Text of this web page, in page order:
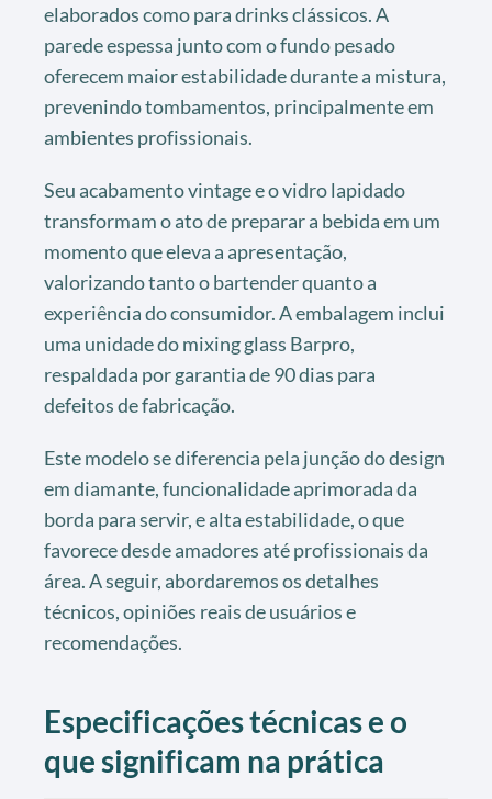
elaborados como para drinks clássicos. A
parede espessa junto com o fundo pesado
oferecem maior estabilidade durante a mistura,
prevenindo tombamentos, principalmente em
ambientes profissionais.
Seu acabamento vintage e o vidro lapidado
transformam o ato de preparar a bebida em um
momento que eleva a apresentação,
valorizando tanto o bartender quanto a
experiência do consumidor. A embalagem inclui
uma unidade do mixing glass Barpro,
respaldada por garantia de 90 dias para
defeitos de fabricação.
Este modelo se diferencia pela junção do design
em diamante, funcionalidade aprimorada da
borda para servir, e alta estabilidade, o que
favorece desde amadores até profissionais da
área. A seguir, abordaremos os detalhes
técnicos, opiniões reais de usuários e
recomendações.
Especificações técnicas e o
que significam na prática